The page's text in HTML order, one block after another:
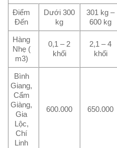
Điểm
Đến
Dưới 300
kg
301 kg –
600 kg
Hàng
Nhẹ (
m3)
0,1 – 2
khối
2,1 – 4
khối
Bình
Giang,
Cẩm
Giàng,
Gia
Lộc,
Chí
Linh
600.000 650.000